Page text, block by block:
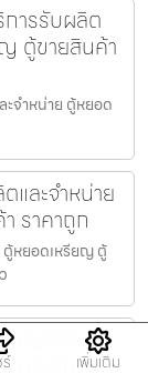
ารรับผลิต
ตู้ขายสินค้า
จำหน่าย ตู้หยอด
และจำหน่าย
ราคาถูก
ตู้หยอดเหรียญ ตู้
มัย​อัตโนมัติ
เพิ่มเติม